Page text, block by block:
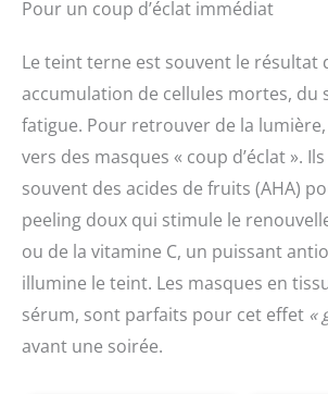
Pour un coup d’éclat immédiat
Le teint terne est souvent le résultat
accumulation de cellules mortes, du
fatigue. Pour retrouver de la
vers des masques « coup d’éclat ».
souvent des acides de fruits (AHA)
peeling doux qui stimule le
ou de la vitamine C, un puissant
illumine le teint. Les masques en
sérum, sont parfaits pour cet effet «
avant une soirée.